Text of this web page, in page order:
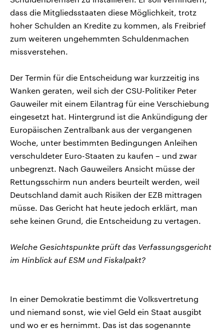
dass die Mitgliedsstaaten diese Möglichkeit, trotz
hoher Schulden an Kredite zu kommen, als Freibrief
zum weiteren ungehemmten Schuldenmachen
missverstehen.
Der Termin für die Entscheidung war kurzzeitig ins
Wanken geraten, weil sich der CSU-Politiker Peter
Gauweiler mit einem Eilantrag für eine Verschiebung
eingesetzt hat. Hintergrund ist die Ankündigung der
Europäischen Zentralbank aus der vergangenen
Woche, unter bestimmten Bedingungen Anleihen
verschuldeter Euro-Staaten zu kaufen – und zwar
unbegrenzt. Nach Gauweilers Ansicht müsse der
Rettungsschirm nun anders beurteilt werden, weil
Deutschland damit auch Risiken der EZB mittragen
müsse. Das Gericht hat heute jedoch erklärt, man
sehe keinen Grund, die Entscheidung zu vertagen.
Welche Gesichtspunkte prüft das Verfassungsgericht
im Hinblick auf ESM und Fiskalpakt?
In einer Demokratie bestimmt die Volksvertretung
und niemand sonst, wie viel Geld ein Staat ausgibt
und wo er es hernimmt. Das ist das sogenannte